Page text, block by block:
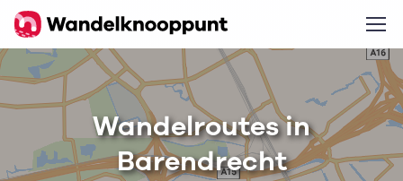
Wandelroutes in
Barendrecht